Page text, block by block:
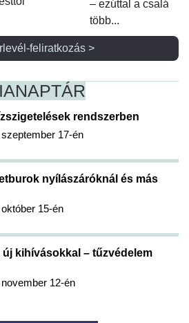
– ezúttal a családi
több...
feliratkozás >
NAPTÁR
rendszerben
17-én
nyílászáróknál és más
15-én
kihívásokkal – tűzvédelem
12-én